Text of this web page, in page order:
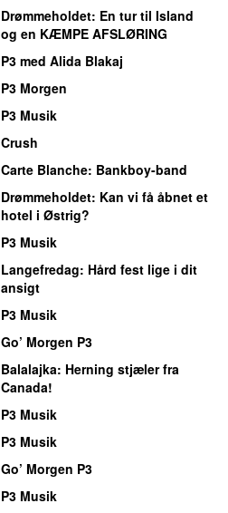
Drømmeholdet: En tur til Island
og en KÆMPE AFSLØRING
P3 med Alida Blakaj
P3 Morgen
P3 Musik
Crush
Carte Blanche: Bankboy-band
Drømmeholdet: Kan vi få åbnet et
hotel i Østrig?
P3 Musik
Langefredag: Hård fest lige i dit
ansigt
P3 Musik
Go’ Morgen P3
Balalajka: Herning stjæler fra
Canada!
P3 Musik
P3 Musik
Go’ Morgen P3
P3 Musik